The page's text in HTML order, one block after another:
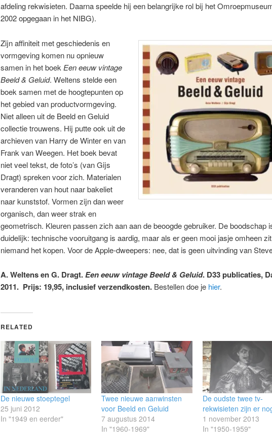
afdeling rekwisieten. Daarna speelde hij een belangrijke rol bij het
2002 opgegaan in het NIBG).
Zijn affiniteit met geschiedenis en
vormgeving komen nu opnieuw
samen in het boek Een eeuw vintage
Beeld & Geluid. Weltens stelde een
boek samen met de hoogtepunten op
het gebied van productvormgeving.
Niet alleen uit de Beeld en Geluid
collectie trouwens. Hij putte ook uit de
archieven van Harry de Winter en van
Frank van Weegen. Het boek bevat
niet veel tekst, de foto’s (van Gijs
Dragt) spreken voor zich. Materialen
veranderen van hout naar bakeliet
naar kunststof. Vormen zijn dan weer
organisch, dan weer strak en
geometrisch. Kleuren passen zich aan aan de beoogde gebruiker. De boodschap
duidelijk: technische vooruitgang is aardig, maar als er geen mooi jasje omheen
niemand het kopen. Voor de Apple-dweepers: nee, dat is geen uitvinding van
A. Weltens en G. Dragt.Een eeuw vintage Beeld & Geluid. D33 publicaties,
2011. Prijs: 19,95, inclusief verzendkosten. Bestellen doe je hier.
RELATED
De nieuwe stoeptegel
25 juni 2012
In "1949 en eerder"
Twee nieuwe aanwinsten
voor Beeld en Geluid
7 augustus 2014
In "1960-1969"
De oudste twee tv-
rekwisieten zijn er
1 november 2013
In "1950-1959"